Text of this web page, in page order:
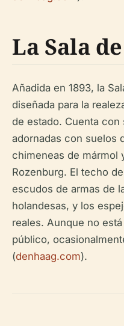
La Sala
Añadida en 1893, la
diseñada para la
de estado. Cuenta con
adornadas con suelos
chimeneas de mármol
Rozenburg. El techo
escudos de armas de
holandesas, y los
reales. Aunque no
público,
(denhaag.com).